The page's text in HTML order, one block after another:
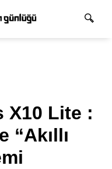
X10 Lite :
“Akıllı